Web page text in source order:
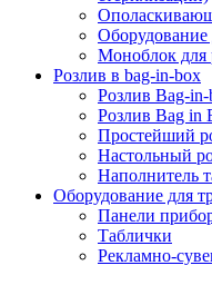
Оборудование
Моноблок для
Розлив в bag-in-box
Розлив Bag-
Розлив Bag in
Простейший
Настольный
Наполнитель
Оборудование для
Панели
Таблички
Рекламно-